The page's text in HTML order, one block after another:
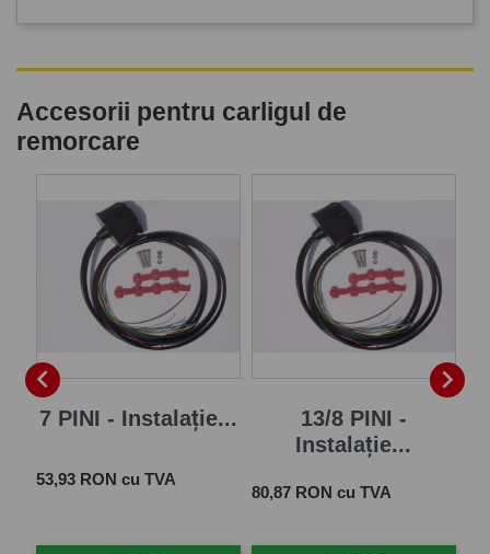
Accesorii pentru carligul de
remorcare

7 PINI - Instalație...
Pret
53,93 RON cu TVA
13/8 PINI -
Instalație...
Pret
80,87 RON cu TVA
